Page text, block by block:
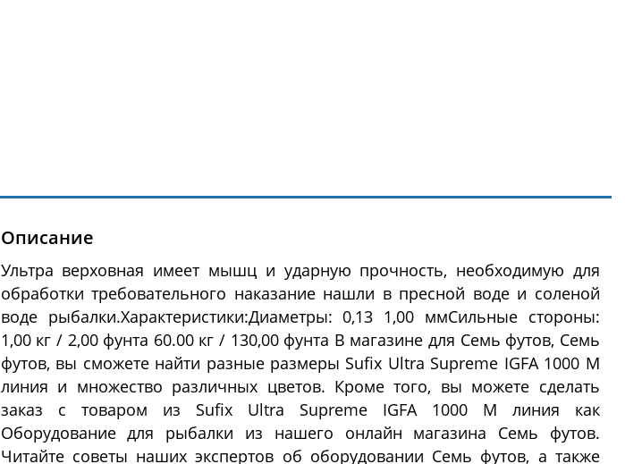
Описание
Ультра верховная имеет мышц и ударную прочность, необходимую для
обработки требовательного наказание нашли в пресной воде и соленой
воде рыбалки.Характеристики:Диаметры: 0,13 1,00 ммСильные стороны:
1,00 кг / 2,00 фунта 60.00 кг / 130,00 фунта В магазине для Семь футов, Семь
футов, вы сможете найти разные размеры Sufix Ultra Supreme IGFA 1000 M
линия и множество различных цветов. Кроме того, вы можете сделать
заказ с товаром из Sufix Ultra Supreme IGFA 1000 M линия как
Оборудование для рыбалки из нашего онлайн магазина Семь футов.
Читайте советы наших экспертов об оборудовании Семь футов, а также